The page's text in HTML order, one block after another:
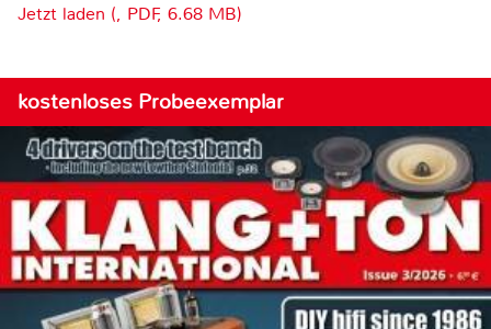
Jetzt laden (, PDF, 6.68 MB)
kostenloses Probeexemplar